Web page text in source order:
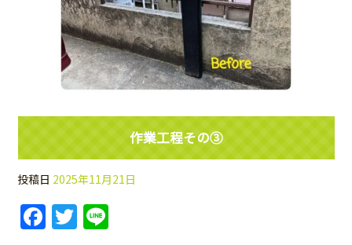
作業工程その③
投稿日 2025年11月21日
Facebook
Twitter